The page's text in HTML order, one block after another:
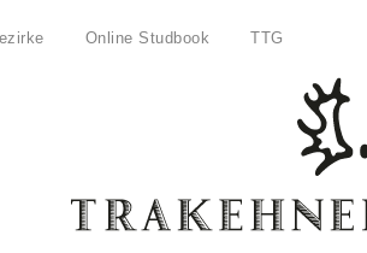
Online Studbook TTG